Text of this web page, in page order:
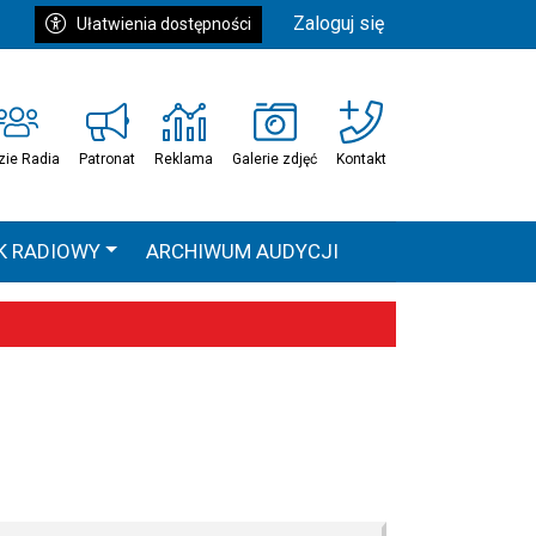
Ułatwienia dostępności Zaloguj się
Radia Patronat Reklama Galerie zdjęć Kontakt
RADIOWY ARCHIWUM AUDYCJI
HEAVEN TOUR